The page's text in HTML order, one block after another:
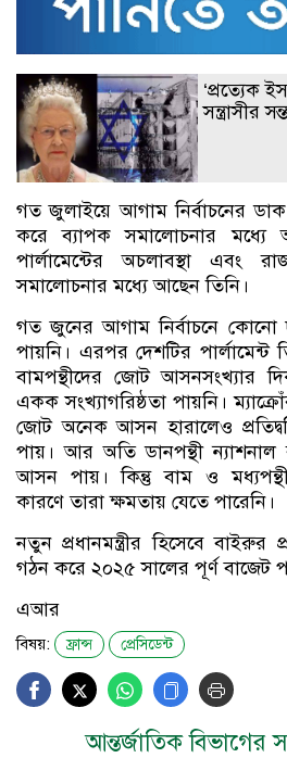
‘প্রত্যেক
সন্ত্রাসীর
গত জুলাইয়ে আগাম নির্বাচনের ডাক
করে ব্যাপক সমালোচনার মধ্যে
পার্লামেন্টের অচলাবস্থা এবং
সমালোচনার মধ্যে আছেন তিনি।
গত জুনের আগাম নির্বাচনে কোনো
পায়নি। এরপর দেশটির পার্লামেন্ট
বামপন্থীদের জোট আসনসংখ্যার
একক সংখ্যাগরিষ্ঠতা পায়নি।
জোট অনেক আসন হারালেও
পায়। আর অতি ডানপন্থী ন্যাশনাল
আসন পায়। কিন্তু বাম ও
কারণে তারা ক্ষমতায় যেতে পারেনি।
নতুন প্রধানমন্ত্রীর হিসেবে
গঠন করে ২০২৫ সালের পূর্ণ বাজেট
এআর
বিষয়: ফ্রান্স প্রেসিডেন্ট
আন্তর্জাতিক বিভাগের